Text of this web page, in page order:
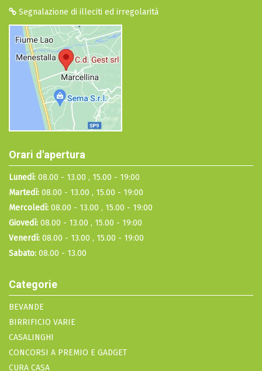
Segnalazione di illeciti ed irregolarità
Orari d'apertura
Lunedì: 08.00 - 13.00 , 15.00 - 19:00
Martedì: 08.00 - 13.00 , 15.00 - 19:00
Mercoledì: 08.00 - 13.00 , 15.00 - 19:00
Giovedì: 08.00 - 13.00 , 15.00 - 19:00
Venerdì: 08.00 - 13.00 , 15.00 - 19:00
Sabato: 08.00 - 13.00
Categorie
BEVANDE
BIRRIFICIO VARIE
CASALINGHI
CONCORSI A PREMIO E GADGET
CURA CASA